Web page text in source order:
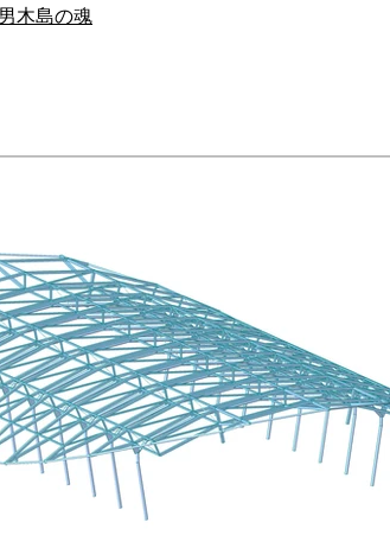
木島の魂